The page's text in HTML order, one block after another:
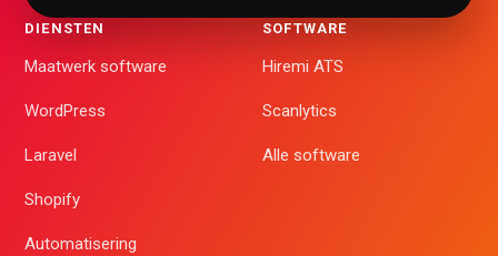
DIENSTEN
Maatwerk software
WordPress
Laravel
Shopify
Automatisering
SOFTWARE
Hiremi ATS
Scanlytics
Alle software